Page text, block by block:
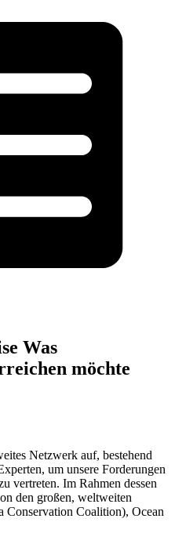
Was
möchte
Netzwerk auf, bestehend
um unsere Forderungen
vertreten. Im Rahmen dessen
den großen, weltweiten
Coalition), Ocean